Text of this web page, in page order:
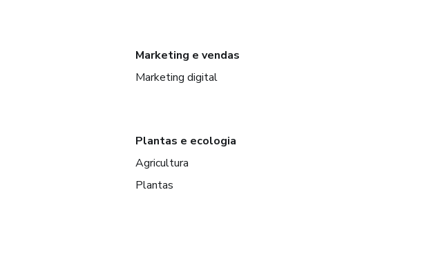
Marketing e vendas
Marketing digital
Plantas e ecologia
Agricultura
Plantas